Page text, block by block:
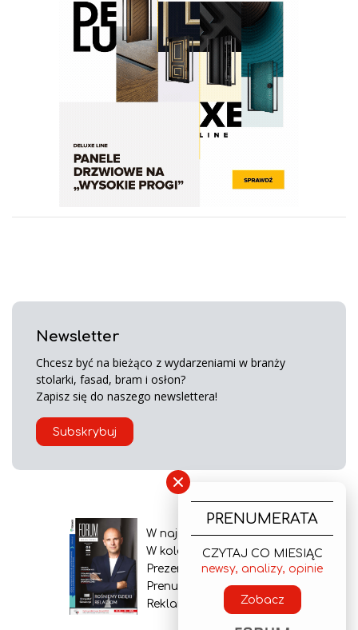
Newsletter
Chcesz być na bieżąco z wydarzeniami w branży
stolarki, fasad, bram i osłon?
Zapisz się do naszego newslettera!
Subskrybuj
W najnowszym wydaniu
W kolejnym numerze
Prezentacja gazety
Prenumerata
Reklama
×
PRENUMERATA
CZYTAJ CO MIESIĄC
newsy, analizy, opinie
Zobacz